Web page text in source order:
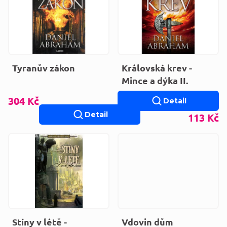
Tyranův zákon
304 Kč
Detail
Královská krev -
Mince a dýka II.
113 Kč
Detail
Stíny v létě -
Vdovin dům